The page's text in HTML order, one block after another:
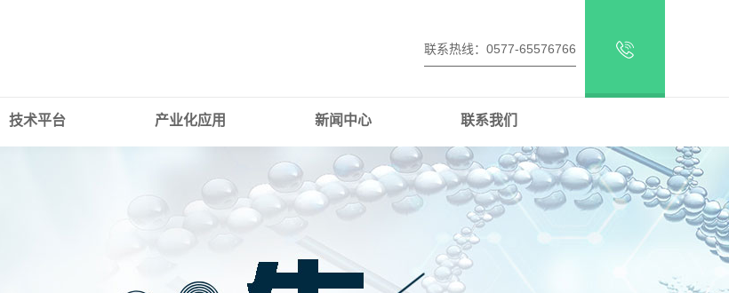
联系热线：0577-65576766
技术平台 产业化应用 新闻中心 联系我们